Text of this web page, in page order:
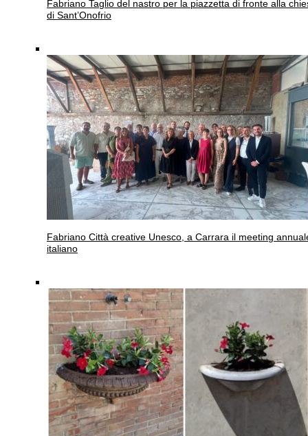
Fabriano Taglio del nastro per la piazzetta di fronte alla
di Sant’Onofrio
Fabriano Città creative Unesco, a Carrara il meeting
italiano